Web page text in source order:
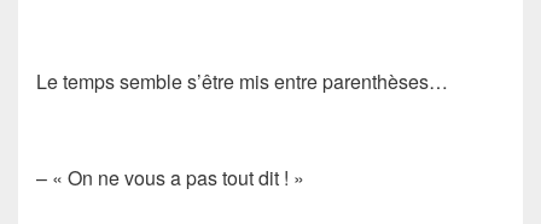
Le temps semble s’être mis entre parenthèses…
– « On ne vous a pas tout dit ! »